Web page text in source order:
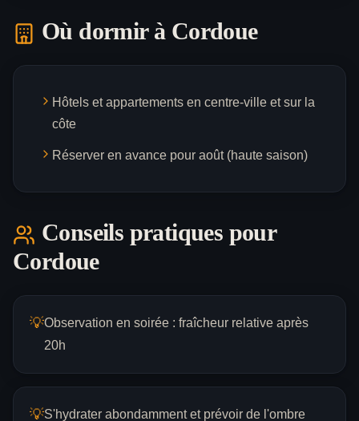
Où dormir à Cordoue
Hôtels et appartements en centre-ville et sur la
côte
Réserver en avance pour août (haute saison)
Conseils pratiques pour
Cordoue
💡Observation en soirée : fraîcheur relative après
20h
💡S'hydrater abondamment et prévoir de l'ombre